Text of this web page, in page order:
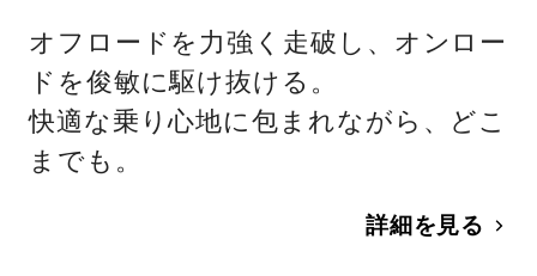
オフロードを力強く走破し、オンロー
ドを俊敏に駆け抜ける。
快適な乗り心地に包まれながら、どこ
までも。
詳細を見る